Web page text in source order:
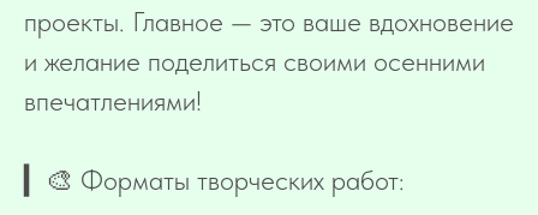
проекты. Главное — это ваше вдохновение
и желание поделиться своими осенними
впечатлениями!
▎🎨 Форматы творческих работ: